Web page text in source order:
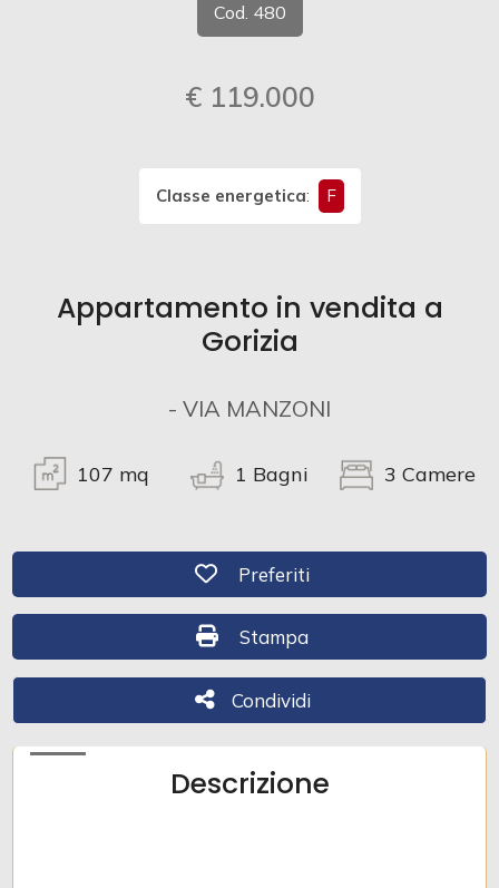
Cod. 480
€ 119.000
Classe energetica: F
Appartamento in vendita a
Gorizia
- VIA MANZONI
107 mq 1 Bagni 3 Camere
Preferiti: Cod. 480
Preferiti
Stampa: Cod. 480
Stampa
Condividi
Condividi
Descrizione
Residenziali
Terreni